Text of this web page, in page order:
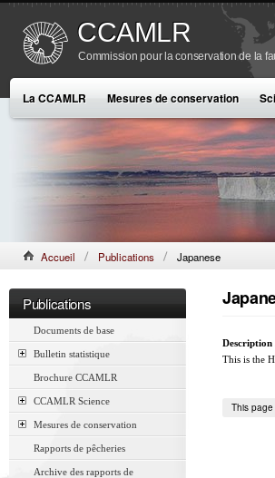
CCAMLR
Commission pour la conservation de la
La CCAMLR Mesures de conservation
Accueil Publications Japanese
Publications
Documents de base
Bulletin statistique
Brochure CCAMLR
CCAMLR Science
Mesures de conservation
Rapports de pêcheries
Archive des rapports de
Description
This is the
This